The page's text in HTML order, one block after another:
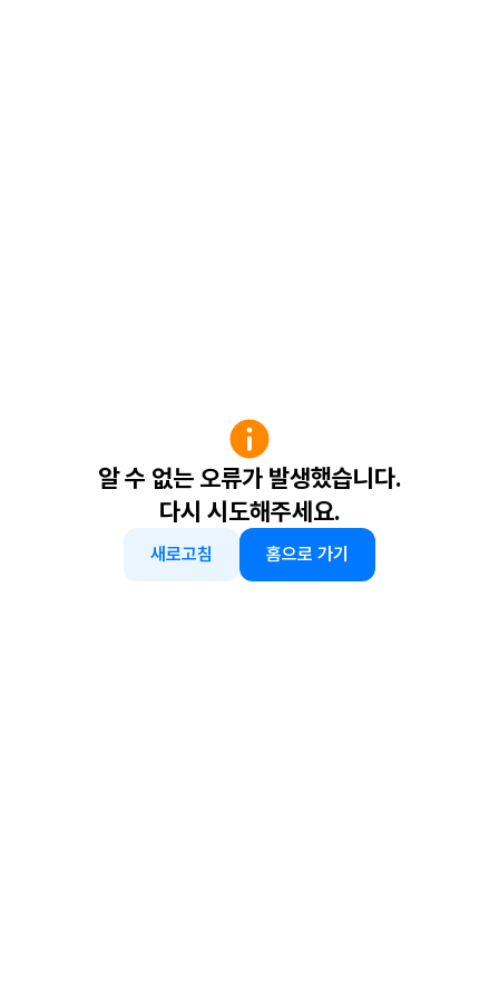
알 수 없는 오류가 발생했습니다.
다시 시도해주세요.
새로고침 홈으로 가기